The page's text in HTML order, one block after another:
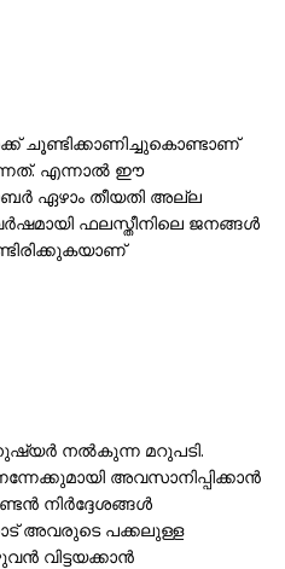
ചൂണ്ടിക്കാണിച്ചുകൊണ്ടാണ്
എന്നാൽ ഈ
ഏഴാം തീയതി അല്ല
ഫലസ്തീനിലെ ജനങ്ങൾ
നൽകുന്ന മറുപടി.
അവസാനിപ്പിക്കാൻ
നിർദ്ദേശങ്ങൾ
അവരുടെ പക്കലുള്ള
വിട്ടയക്കാൻ